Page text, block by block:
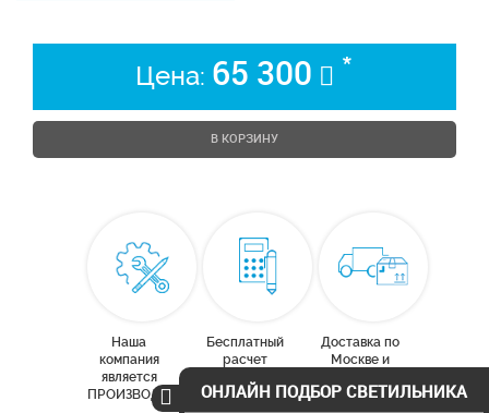
Цена: 65 300 *
В КОРЗИНУ
Наша
компания
является
ПРОИЗВОДИТЕЛЕМ
Бесплатный
расчет
Доставка по
Москве и
области
ОНЛАЙН ПОДБОР СВЕТИЛЬНИКА